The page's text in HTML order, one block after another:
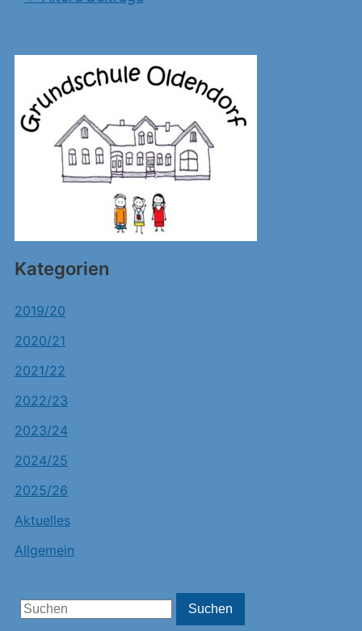
Kategorien
2019/20
2020/21
2021/22
2022/23
2023/24
2024/25
2025/26
Aktuelles
Allgemein
Search
for:
Suchen